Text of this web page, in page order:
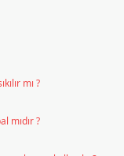
mı ?
mıdır ?